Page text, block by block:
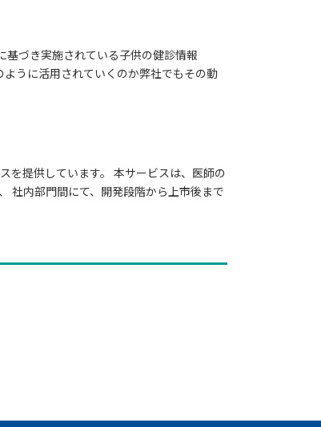
づき実施されている子供の健診情報
うに活用されていくのか弊社でもその動
を提供しています。 本サービスは、医師の
社内部門間にて、開発段階から上市後まで